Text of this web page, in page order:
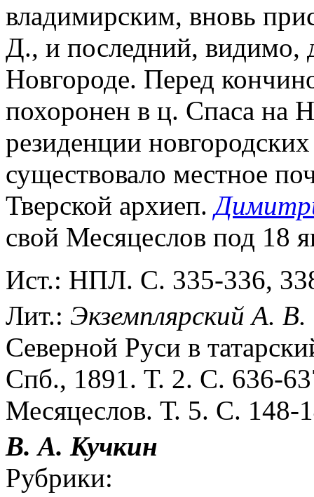
владимирским, вновь
Д., и последний, видимо,
Новгороде. Перед
похоронен в ц. Спаса на
резиденции
существовало местное
Тверской архиеп.
свой Месяцеслов под 18
Ист.: НПЛ. С. 335-336,
Лит.: Экземплярский А. В.
Северной Руси в
Спб., 1891. Т. 2. С. 636-
Месяцеслов. Т. 5. С. 148-
В. А. Кучкин
Рубрики: